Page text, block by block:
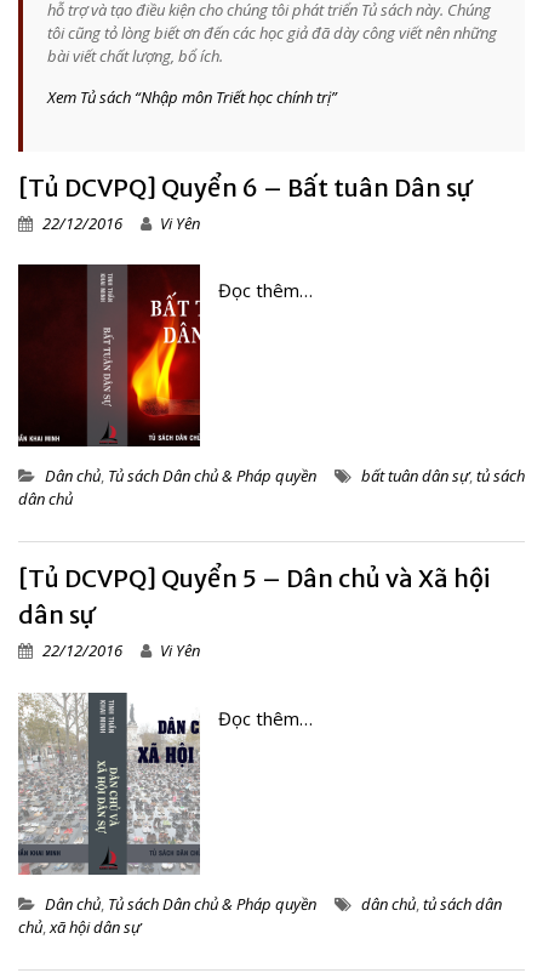
hỗ trợ và tạo điều kiện cho chúng tôi phát triển Tủ sách này. Chúng
tôi cũng tỏ lòng biết ơn đến các học giả đã dày công viết nên những
bài viết chất lượng, bổ ích.
Xem Tủ sách “Nhập môn Triết học chính trị”
[Tủ DCVPQ] Quyển 6 – Bất tuân Dân sự
22/12/2016 Vi Yên
Đọc thêm…
Dân chủ, Tủ sách Dân chủ & Pháp quyền bất tuân dân sự,tủ sách
dân chủ
[Tủ DCVPQ] Quyển 5 – Dân chủ và Xã hội
dân sự
22/12/2016 Vi Yên
Đọc thêm…
Dân chủ Tủ sách Dân chủ & Pháp quyền dân chủ tủ sách dân
chủ xã hội dân sự